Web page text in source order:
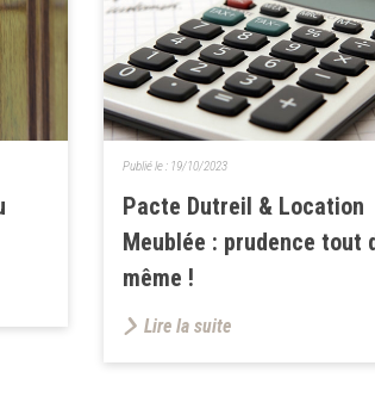
Pacte Dutreil & Location
Meublée : prudence tout
même !
Publié le : 19/10/2023
Lire la suite